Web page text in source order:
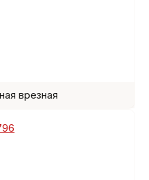
врезная